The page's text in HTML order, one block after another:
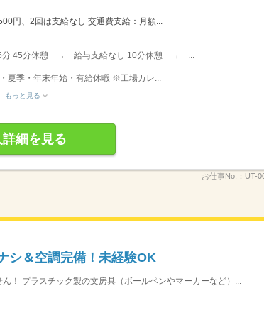
円、2回は支給なし 交通費支給：月額...
55分 45分休憩 → 給与支給なし 10分休憩 → ...
夏季・年末年始・有給休暇 ※工場カレ...
もっと見る
細を見る
お仕事No.： UT-
シ＆空調完備！未経験OK
！ プラスチック製の文房具（ボールペンやマーカーなど）...